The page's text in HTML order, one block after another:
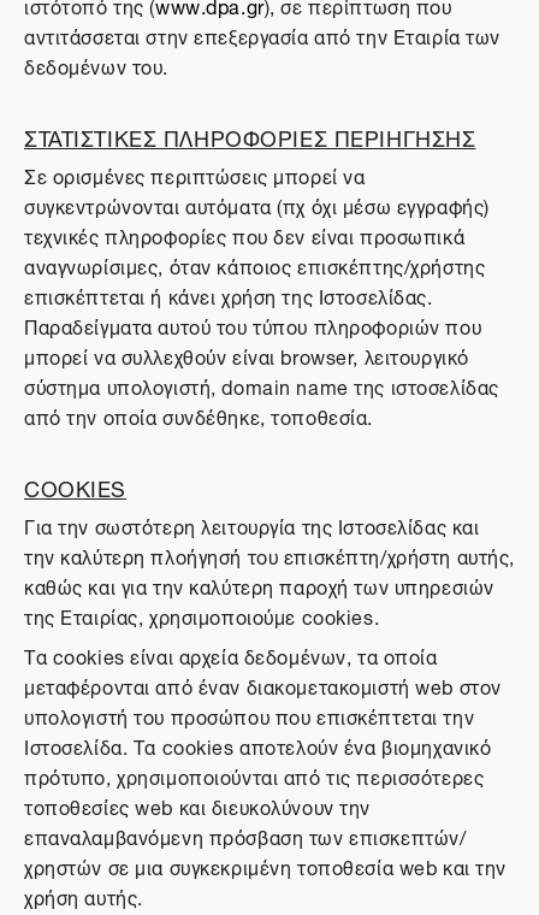
αντιτάσσεται στην επεξεργασία από την Εταιρία των
δεδομένων του.
ΣΤΑΤΙΣΤΙΚΕΣ ΠΛΗΡΟΦΟΡΙΕΣ ΠΕΡΙΗΓΗΣΗΣ
Σε ορισμένες περιπτώσεις μπορεί να
συγκεντρώνονται αυτόματα (πχ όχι μέσω εγγραφής)
τεχνικές πληροφορίες που δεν είναι προσωπικά
αναγνωρίσιμες, όταν κάποιος επισκέπτης/χρήστης
επισκέπτεται ή κάνει χρήση της Ιστοσελίδας.
Παραδείγματα αυτού του τύπου πληροφοριών που
μπορεί να συλλεχθούν είναι browser, λειτουργικό
σύστημα υπολογιστή, domain name της ιστοσελίδας
από την οποία συνδέθηκε, τοποθεσία.
COOKIES
Για την σωστότερη λειτουργία της Ιστοσελίδας και
την καλύτερη πλοήγησή του επισκέπτη/χρήστη αυτής,
καθώς και για την καλύτερη παροχή των υπηρεσιών
της Εταιρίας, χρησιμοποιούμε cookies.
Τα cookies είναι αρχεία δεδομένων, τα οποία
μεταφέρονται από έναν διακομετακομιστή web στον
υπολογιστή του προσώπου που επισκέπτεται την
Ιστοσελίδα. Τα cookies αποτελούν ένα βιομηχανικό
πρότυπο, χρησιμοποιούνται από τις περισσότερες
τοποθεσίες web και διευκολύνουν την
επαναλαμβανόμενη πρόσβαση των επισκεπτών/
χρηστών σε μια συγκεκριμένη τοποθεσία web και την
χρήση αυτής.